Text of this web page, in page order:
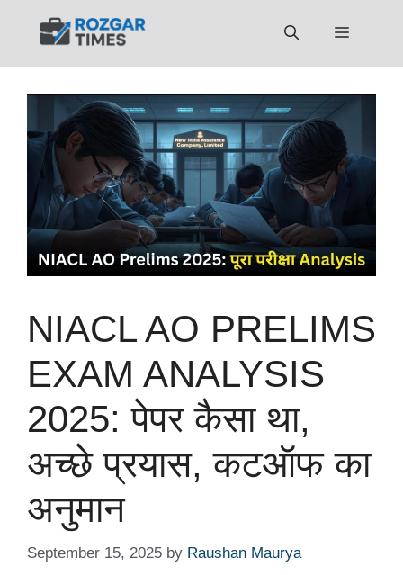
Menu
NIACL AO PRELIMS
EXAM ANALYSIS
2025: पेपर कैसा था,
अच्छे प्रयास, कटऑफ का
अनुमान
September 15, 2025 by Raushan Maurya